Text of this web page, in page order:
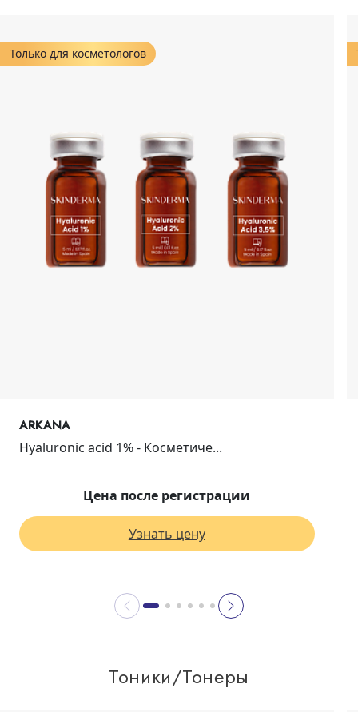
Только для косметологов
ARKANA
Hyaluronic acid 1% - Косметиче...
Цена после регистрации
Узнать цену
Тоники/Тонеры